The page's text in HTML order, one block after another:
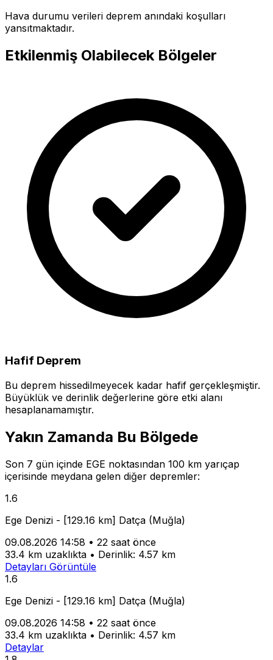
Hava durumu verileri deprem anındaki koşulları
yansıtmaktadır.
Etkilenmiş Olabilecek Bölgeler
Hafif Deprem
Bu deprem hissedilmeyecek kadar hafif gerçekleşmiştir.
Büyüklük ve derinlik değerlerine göre etki alanı
hesaplanamamıştır.
Yakın Zamanda Bu Bölgede
Son 7 gün içinde EGE noktasından 100 km yarıçap
içerisinde meydana gelen diğer depremler:
1.6
Ege Denizi - [129.16 km] Datça (Muğla)
09.08.2026 14:58 • 22 saat önce
33.4 km uzaklıkta • Derinlik: 4.57 km
Detayları Görüntüle
1.6
Ege Denizi - [129.16 km] Datça (Muğla)
09.08.2026 14:58 • 22 saat önce
33.4 km uzaklıkta • Derinlik: 4.57 km
Detaylar